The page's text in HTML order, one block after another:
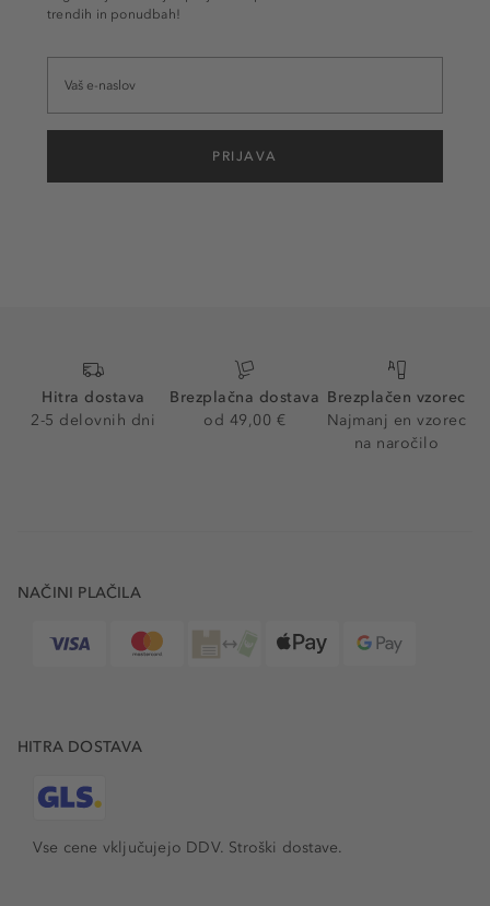
trendih in ponudbah!
PRIJAVA
Hitra dostava
2-5 delovnih dni
Brezplačna dostava
od 49,00 €
Brezplačen vzorec
Najmanj en vzorec
na naročilo
NAČINI PLAČILA
HITRA DOSTAVA
Vse cene vključujejo DDV. Stroški dostave.